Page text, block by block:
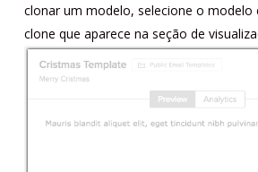
clonar um modelo, selecione o modelo
clone que aparece na seção de